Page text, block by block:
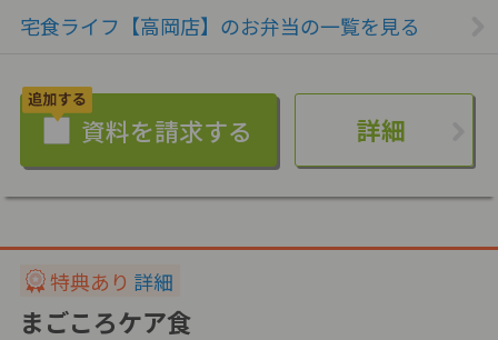
宅食ライフ【高岡店】のお弁当の一覧を見る
詳細
特典あり 詳細
まごころケア食